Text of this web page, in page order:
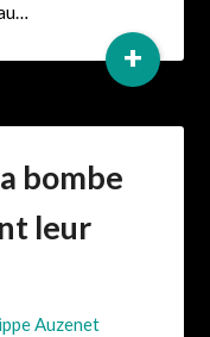
+
bombe
leur
Auzenet